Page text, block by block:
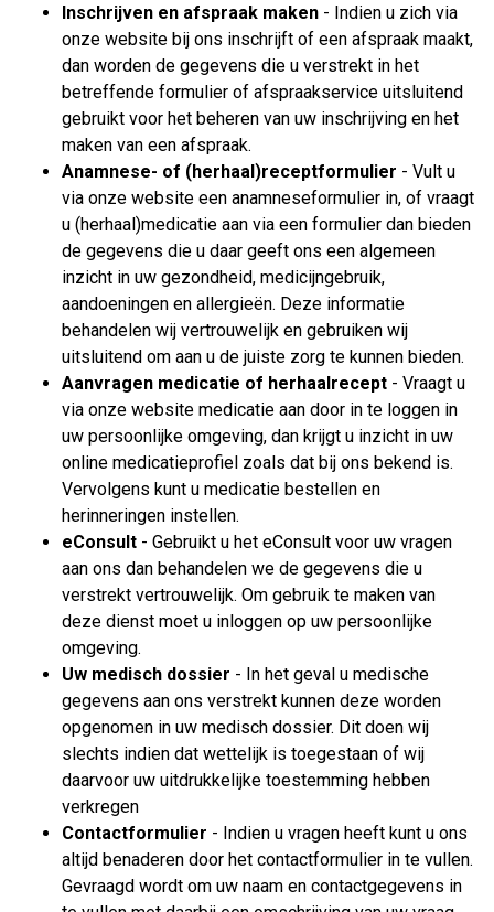
Inschrijven en afspraak maken - Indien u zich via
onze website bij ons inschrijft of een afspraak maakt,
dan worden de gegevens die u verstrekt in het
betreffende formulier of afspraakservice uitsluitend
gebruikt voor het beheren van uw inschrijving en het
maken van een afspraak.
Anamnese- of (herhaal)receptformulier - Vult u
via onze website een anamneseformulier in, of vraagt
u (herhaal)medicatie aan via een formulier dan bieden
de gegevens die u daar geeft ons een algemeen
inzicht in uw gezondheid, medicijngebruik,
aandoeningen en allergieën. Deze informatie
behandelen wij vertrouwelijk en gebruiken wij
uitsluitend om aan u de juiste zorg te kunnen bieden.
Aanvragen medicatie of herhaalrecept - Vraagt u
via onze website medicatie aan door in te loggen in
uw persoonlijke omgeving, dan krijgt u inzicht in uw
online medicatieprofiel zoals dat bij ons bekend is.
Vervolgens kunt u medicatie bestellen en
herinneringen instellen.
eConsult - Gebruikt u het eConsult voor uw vragen
aan ons dan behandelen we de gegevens die u
verstrekt vertrouwelijk. Om gebruik te maken van
deze dienst moet u inloggen op uw persoonlijke
omgeving.
Uw medisch dossier - In het geval u medische
gegevens aan ons verstrekt kunnen deze worden
opgenomen in uw medisch dossier. Dit doen wij
slechts indien dat wettelijk is toegestaan of wij
daarvoor uw uitdrukkelijke toestemming hebben
verkregen
Contactformulier - Indien u vragen heeft kunt u ons
altijd benaderen door het contactformulier in te vullen.
Gevraagd wordt om uw naam en contactgegevens in